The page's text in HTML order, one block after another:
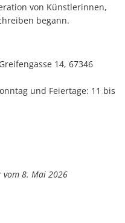
von Künstlerinnen,
begann.
14, 67346
und Feiertage: 11 bis
vom 8. Mai 2026